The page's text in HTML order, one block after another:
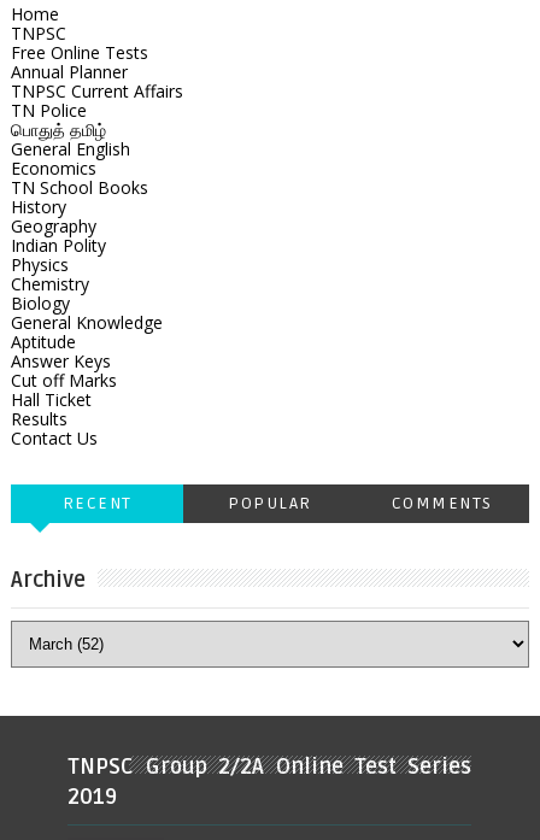
Home
TNPSC
Free Online Tests
Annual Planner
TNPSC Current Affairs
TN Police
பொதுத் தமிழ்
General English
Economics
TN School Books
History
Geography
Indian Polity
Physics
Chemistry
Biology
General Knowledge
Aptitude
Answer Keys
Cut off Marks
Hall Ticket
Results
Contact Us
RECENT POPULAR COMMENTS
Archive
TNPSC Group 2/2A Online Test Series
2019